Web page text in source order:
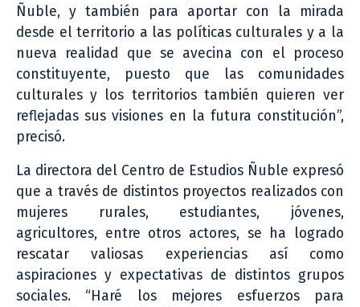
Ñuble, y también para aportar con la mirada
desde el territorio a las políticas culturales y a la
nueva realidad que se avecina con el proceso
constituyente, puesto que las comunidades
culturales y los territorios también quieren ver
reflejadas sus visiones en la futura constitución”,
precisó.
La directora del Centro de Estudios Ñuble expresó
que a través de distintos proyectos realizados con
mujeres rurales, estudiantes, jóvenes,
agricultores, entre otros actores, se ha logrado
rescatar valiosas experiencias así como
aspiraciones y expectativas de distintos grupos
sociales. “Haré los mejores esfuerzos para